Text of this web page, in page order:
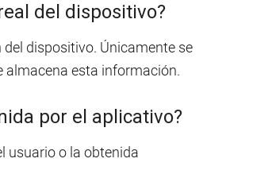
del dispositivo?
dispositivo. Únicamente se
almacena esta información.
por el aplicativo?
usuario o la obtenida